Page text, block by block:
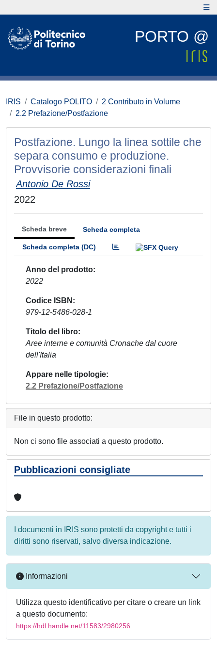
PORTO @
IRIS Catalogo POLITO
2 Contributo in Volume
2.2 Prefazione/Postfazione
Postfazione. Lungo la linea sottile che
separa consumo e produzione.
Provvisorie considerazioni finali
Antonio De Rossi
2022
Scheda breve Scheda completa
Scheda completa (DC)
Anno del prodotto
2022
Codice ISBN
979-12-5486-028-1
Titolo del libro
Aree interne e comunità Cronache dal cuore
dell'Italia
Appare nelle tipologie
2.2 Prefazione/Postfazione
File in questo prodotto:
Non ci sono file associati a questo prodotto.
Pubblicazioni consigliate
I documenti in IRIS sono protetti da copyright e tutti i
diritti sono riservati, salvo diversa indicazione.
Informazioni
Utilizza questo identificativo per citare o creare un link
a questo documento:
https://hdl.handle.net/11583/2980256